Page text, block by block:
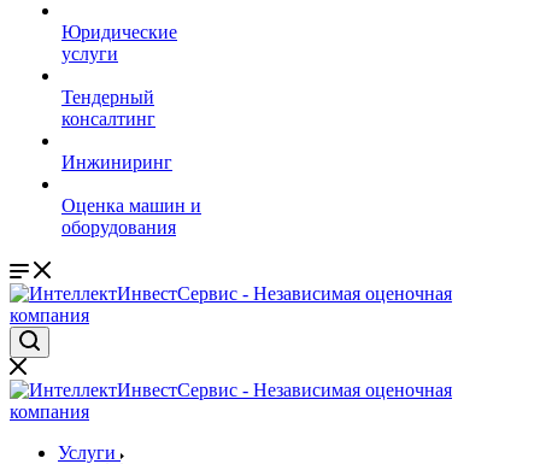
Юридические
услуги
Тендерный
консалтинг
Инжиниринг
Оценка машин и
оборудования
Услуги